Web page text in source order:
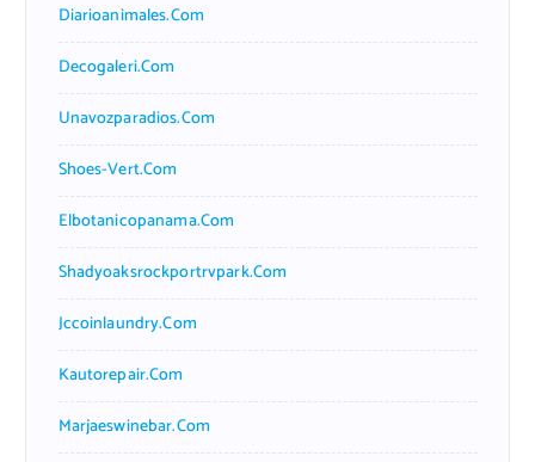
Diarioanimales.com
Decogaleri.com
Unavozparadios.com
Shoes-Vert.com
Elbotanicopanama.com
Shadyoaksrockportrvpark.com
Jccoinlaundry.com
Kautorepair.com
Marjaeswinebar.com